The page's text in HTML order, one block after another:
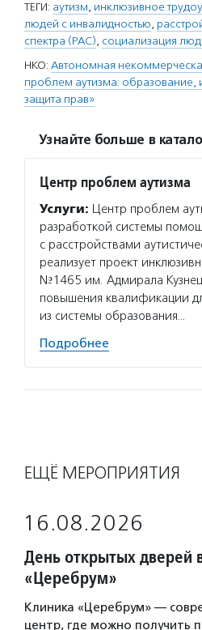
ТЕГИ: аутизм, инклюзивное
людей с инвалидностью,
спектра (РАС), социализация
НКО: Автономная
проблем аутизма:
защита прав»
Узнайте больше в
Центр проблем аутизма
Услуги: Центр проблем
разработкой системы
с расстройствами
реализует проект
№1465 им. Адмирала
повышения квалификации
из системы образования…
Подробнее
ЕЩЁ МЕРОПРИЯТИЯ
16.08.2026
День открытых дверей
«Церебрум»
Клиника «Церебрум» —
центр, где можно получить